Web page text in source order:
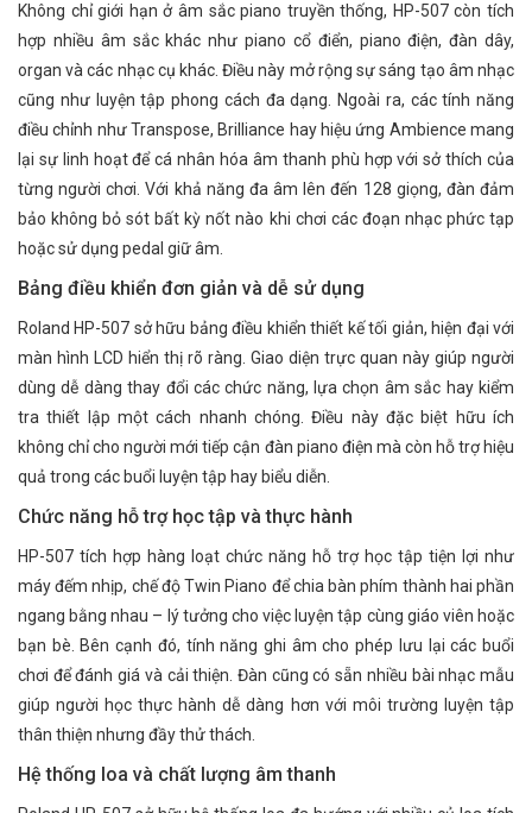
Không chỉ giới hạn ở âm sắc piano truyền thống, HP-507 còn tích
hợp nhiều âm sắc khác như piano cổ điển, piano điện, đàn dây,
organ và các nhạc cụ khác. Điều này mở rộng sự sáng tạo âm nhạc
cũng như luyện tập phong cách đa dạng. Ngoài ra, các tính năng
điều chỉnh như Transpose, Brilliance hay hiệu ứng Ambience mang
lại sự linh hoạt để cá nhân hóa âm thanh phù hợp với sở thích của
từng người chơi. Với khả năng đa âm lên đến 128 giọng, đàn đảm
bảo không bỏ sót bất kỳ nốt nào khi chơi các đoạn nhạc phức tạp
hoặc sử dụng pedal giữ âm.
Bảng điều khiển đơn giản và dễ sử dụng
Roland HP-507 sở hữu bảng điều khiển thiết kế tối giản, hiện đại với
màn hình LCD hiển thị rõ ràng. Giao diện trực quan này giúp người
dùng dễ dàng thay đổi các chức năng, lựa chọn âm sắc hay kiểm
tra thiết lập một cách nhanh chóng. Điều này đặc biệt hữu ích
không chỉ cho người mới tiếp cận đàn piano điện mà còn hỗ trợ hiệu
quả trong các buổi luyện tập hay biểu diễn.
Chức năng hỗ trợ học tập và thực hành
HP-507 tích hợp hàng loạt chức năng hỗ trợ học tập tiện lợi như
máy đếm nhịp, chế độ Twin Piano để chia bàn phím thành hai phần
ngang bằng nhau – lý tưởng cho việc luyện tập cùng giáo viên hoặc
bạn bè. Bên cạnh đó, tính năng ghi âm cho phép lưu lại các buổi
chơi để đánh giá và cải thiện. Đàn cũng có sẵn nhiều bài nhạc mẫu
giúp người học thực hành dễ dàng hơn với môi trường luyện tập
thân thiện nhưng đầy thử thách.
Hệ thống loa và chất lượng âm thanh